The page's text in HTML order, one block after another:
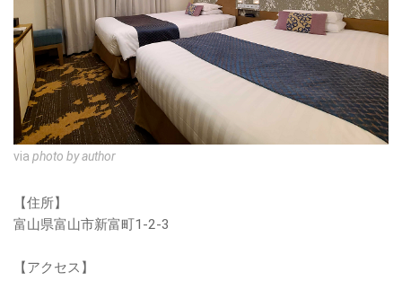
via photo by author
【住所】
富山県富山市新富町1-2-3
【アクセス】